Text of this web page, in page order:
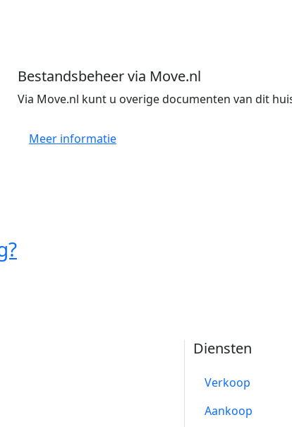
Bestandsbeheer via Move.nl
Via Move.nl kunt u overige documenten van dit
Meer informatie
Diensten
Verkoop
Aankoop